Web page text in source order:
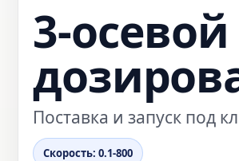
3-
Поставка и запуск под
Скорость: 0.1-800